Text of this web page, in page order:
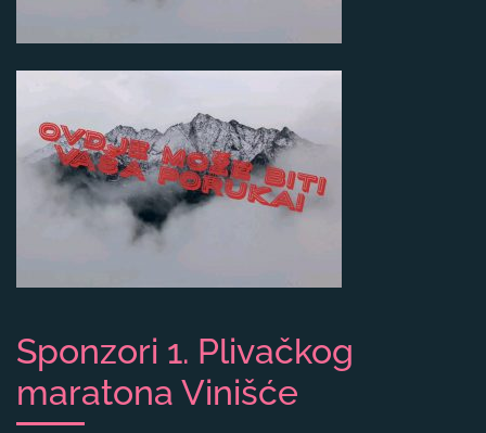
Sponzori 1. Plivačkog
maratona Vinišće